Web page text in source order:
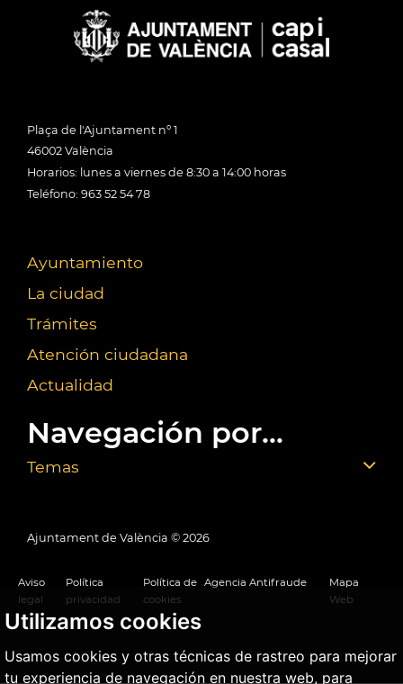
Utilizamos cookies
Usamos cookies y otras técnicas de rastreo para mejorar
tu experiencia de navegación en nuestra web, para
Plaça de l'Ajuntament nº 1
46002 València
Horarios: lunes a viernes de 8:30 a 14:00 horas
Teléfono: 963 52 54 78
Ayuntamiento
La ciudad
Trámites
Atención ciudadana
Actualidad
Navegación por...
Temas
Ajuntament de València © 2026
Aviso
legal
Política
privacidad
Política de
cookies
Agencia Antifraude
Mapa
Web